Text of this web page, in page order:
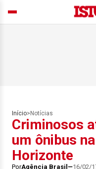
Início> Notícias
Criminosos
um ônibus
Horizonte
PorAgência Brasil 16/02/